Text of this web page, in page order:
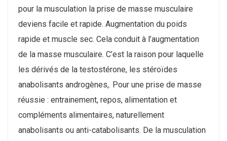
pour la musculation la prise de masse musculaire
deviens facile et rapide. Augmentation du poids
rapide et muscle sec. Cela conduit à l’augmentation
de la masse musculaire. C’est la raison pour laquelle
les dérivés de la testostérone, les stéroïdes
anabolisants androgènes,. Pour une prise de masse
réussie : entrainement, repos, alimentation et
compléments alimentaires, naturellement
anabolisants ou anti-catabolisants. De la musculation